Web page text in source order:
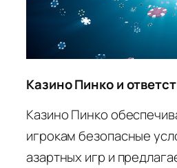
Казино Пинко и
Казино Пинко
игрокам безопасные
азартных игр и